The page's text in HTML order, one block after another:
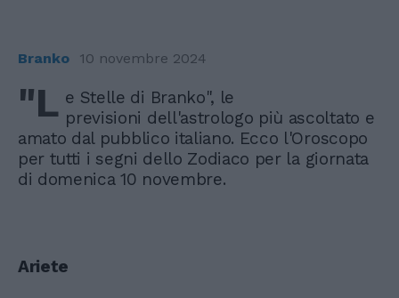
Branko 10 novembre 2024
"L e Stelle di Branko", le
previsioni dell'astrologo più ascoltato e
amato dal pubblico italiano. Ecco l'Oroscopo
per tutti i segni dello Zodiaco per la giornata
di domenica 10 novembre.
Ariete